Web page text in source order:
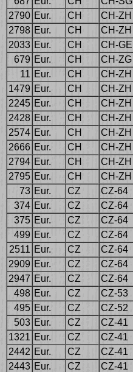
2790 Eur. CH CH-ZH
2798 Eur. CH CH-ZH
2033 Eur. CH CH-GE
679 Eur. CH CH-ZG
11 Eur. CH CH-ZH
1479 Eur. CH CH-ZH
2245 Eur. CH CH-ZH
2428 Eur. CH CH-ZH
2574 Eur. CH CH-ZH
2666 Eur. CH CH-ZH
2794 Eur. CH CH-ZH
2795 Eur. CH CH-ZH
73 Eur. CZ CZ-64
374 Eur. CZ CZ-64
375 Eur. CZ CZ-64
499 Eur. CZ CZ-64
2511 Eur. CZ CZ-64
2909 Eur. CZ CZ-64
2947 Eur. CZ CZ-64
498 Eur. CZ CZ-53
495 Eur. CZ CZ-52
503 Eur. CZ CZ-41
1321 Eur. CZ CZ-41
2442 Eur. CZ CZ-41
2443 Eur. CZ CZ-41